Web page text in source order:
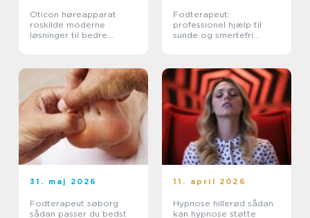
Oticon høreapparat
roskilde moderne
løsninger til bedre
Fodterapeut:
professionel hjælp til
sunde og smertefri
31. maj 2026
Fodterapeut søborg
sådan passer du bedst
11. april 2026
Hypnose hillerød sådan
kan hypnose støtte